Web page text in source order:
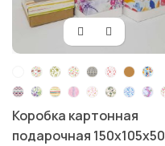
Коробка картонная
подарочная 150х105х50